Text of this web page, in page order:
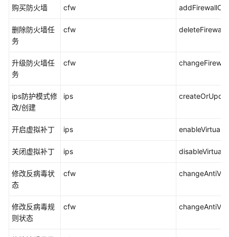
通
考
品
术
任
担
服
务
购买防火墙 cfw
删除防火墙任
务
cfw deleteFirewall
升级防火墙任
务
cfw changeFirewall
ips防护模式修
改/创建
ips
开启虚拟补丁 ips
关闭虚拟补丁 ips
修改反病毒状
态
cfw
修改反病毒规
则状态
cfw